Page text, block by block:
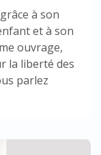
à son
et à son
ouvrage,
la liberté des
parlez